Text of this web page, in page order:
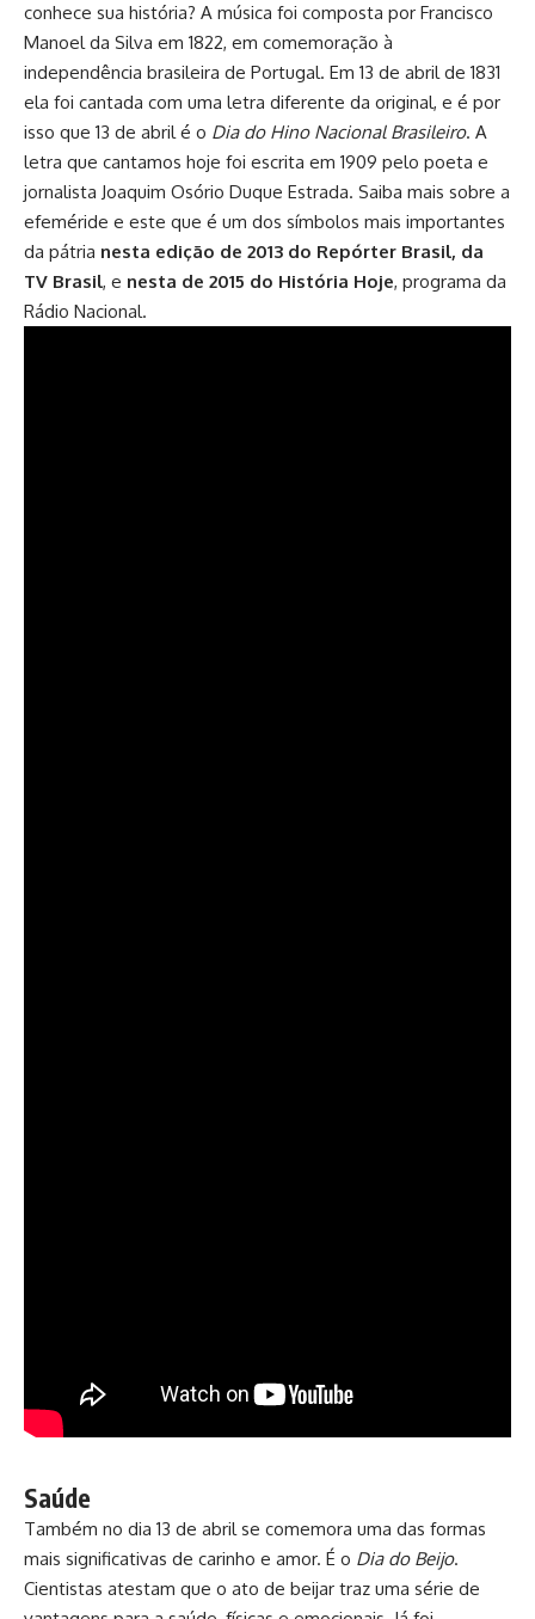
conhece sua história? A música foi composta por Francisco
Manoel da Silva em 1822, em comemoração à
independência brasileira de Portugal. Em 13 de abril de 1831
ela foi cantada com uma letra diferente da original, e é por
isso que 13 de abril é o Dia do Hino Nacional Brasileiro. A
letra que cantamos hoje foi escrita em 1909 pelo poeta e
jornalista Joaquim Osório Duque Estrada. Saiba mais sobre a
efeméride e este que é um dos símbolos mais importantes
da pátria nesta edição de 2013 do Repórter Brasil, da
TV Brasil, e nesta de 2015 do História Hoje, programa da
Rádio Nacional.
Saúde
Também no dia 13 de abril se comemora uma das formas
mais significativas de carinho e amor. É o Dia do Beijo.
Cientistas atestam que o ato de beijar traz uma série de